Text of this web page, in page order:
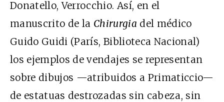
Donatello, Verrocchio. Así, en el
manuscrito de la Chirurgia del médico
Guido Guidi (París, Biblioteca Nacional)
los ejemplos de vendajes se representan
sobre dibujos —atribuidos a Primaticcio—
de estatuas destrozadas sin cabeza, sin